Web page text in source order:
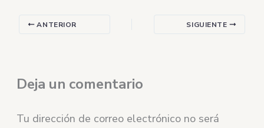
ANTERIOR SIGUIENTE
Deja un comentario
Tu dirección de correo electrónico no será